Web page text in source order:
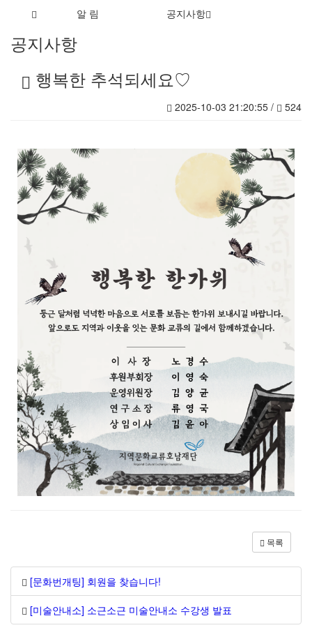
알 림
공지사항
공지사항
행복한 추석되세요♡
2025-10-03 21:20:55 / 524
목록
[문화번개팅] 회원을 찾습니다!
[미술안내소] 소근소근 미술안내소 수강생 발표